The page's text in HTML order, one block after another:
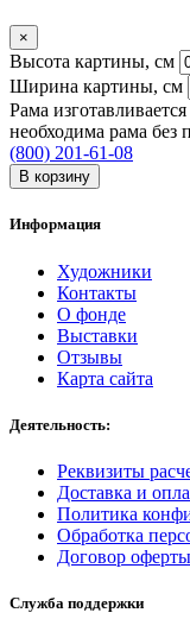
×
Высота картины, см
Ширина картины, cм
Рама
необходима рама без
(800) 201-61-08
В корзину
Информация
Художники
Контакты
О фонде
Выставки
Отзывы
Карта сайта
Деятельность:
Реквизиты
Доставка и
Политика
Обработка
Договор оферты
Служба поддержки